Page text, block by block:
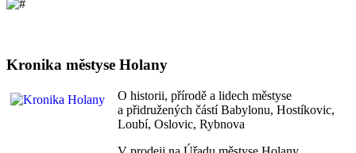
Kronika městyse Holany
O historii, přírodě a lidech městyse
a přidružených částí Babylonu, Hostíkovic,
Loubí, Oslovic, Rybnova